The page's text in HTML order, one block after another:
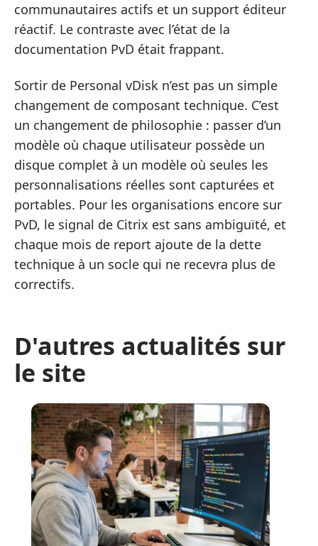
communautaires actifs et un support éditeur
réactif. Le contraste avec l’état de la
documentation PvD était frappant.
Sortir de Personal vDisk n’est pas un simple
changement de composant technique. C’est
un changement de philosophie : passer d’un
modèle où chaque utilisateur possède un
disque complet à un modèle où seules les
personnalisations réelles sont capturées et
portables. Pour les organisations encore sur
PvD, le signal de Citrix est sans ambiguïté, et
chaque mois de report ajoute de la dette
technique à un socle qui ne recevra plus de
correctifs.
D'autres actualités sur
le site